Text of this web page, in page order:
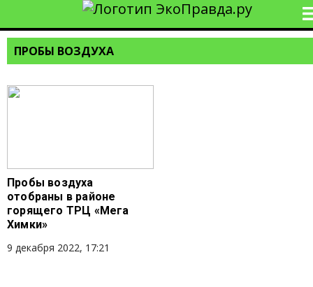
ПРОБЫ ВОЗДУХА
Пробы воздуха
отобраны в районе
горящего ТРЦ «Мега
Химки»
9 декабря 2022, 17:21